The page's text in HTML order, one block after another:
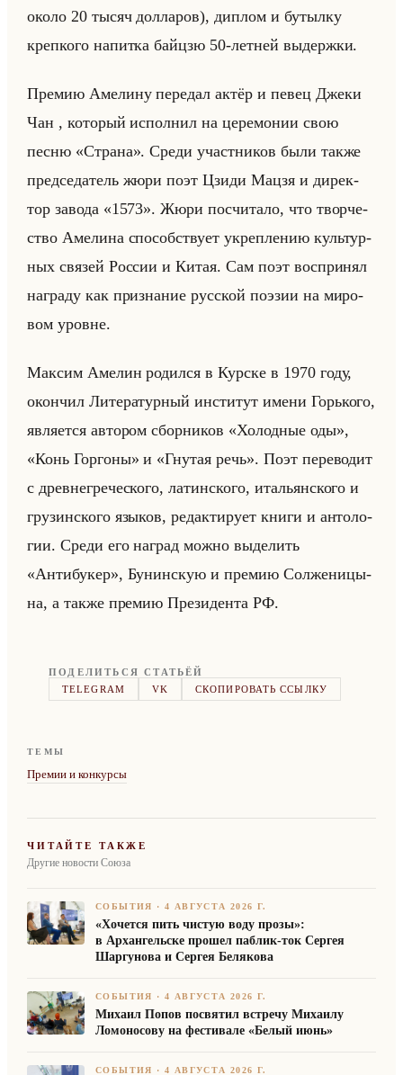
около 20 тысяч дол­ла­ров), ди­плом и бу­тыл­ку
креп­ко­го на­пит­ка байц­зю 50-лет­ней вы­держ­ки.
Пре­мию Аме­ли­ну пе­ре­дал актёр и певец Джеки
Чан , ко­то­рый ис­пол­нил на це­ре­мо­нии свою
песню «Страна». Среди участ­ни­ков были также
пред­се­да­тель жюри поэт Цзиди Мацзя и ди­рек­
тор за­во­да «1573». Жюри по­счи­та­ло, что твор­че­
ство Аме­ли­на спо­соб­ству­ет укреп­ле­нию культур­
ных свя­зей Рос­сии и Китая. Сам поэт вос­при­нял
на­гра­ду как при­зна­ние рус­ской по­эзии на ми­ро­
вом уровне.
Мак­сим Аме­лин ро­дил­ся в Кур­ске в 1970 году,
окон­чил Ли­те­ра­тур­ный ин­сти­тут имени Горько­го,
яв­ля­ет­ся ав­то­ром сбор­ни­ков «Холодные оды»,
«Конь Горгоны» и «Гнутая речь». Поэт пе­ре­во­дит
с древ­не­гре­че­ско­го, ла­тин­ско­го, ита­льян­ско­го и
гру­зин­ско­го язы­ков, ре­дак­ти­ру­ет книги и ан­то­ло­
гии. Среди его на­град можно вы­де­лить
«Антибукер», Бу­нин­скую и пре­мию Сол­же­ни­цы­
на, а также пре­мию Пре­зи­ден­та РФ.
ПОДЕЛИТЬСЯ СТАТЬЁЙ
TELEGRAM
VK СКОПИРОВАТЬ ССЫЛКУ
ТЕМЫ
Премии и конкурсы
ЧИТАЙТЕ ТАКЖЕ
Другие новости Союза
СОБЫТИЯ ·4 АВГУСТА 2026 Г.
«Хочется пить чистую воду прозы»:
в Архангельске прошел паблик-ток Сергея
Шаргунова и Сергея Белякова
СОБЫТИЯ ·4 АВГУСТА 2026 Г.
Михаил Попов посвятил встречу Михаилу
Ломоносову на фестивале «Белый июнь»
СОБЫТИЯ ·4 АВГУСТА 2026 Г.